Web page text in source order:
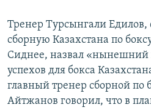
Тренер Турсынгали
сборную Казахстана по
Сиднее, назвал «нынешний
успехов для бокса
главный тренер сборной по
Айтжанов говорил, что в